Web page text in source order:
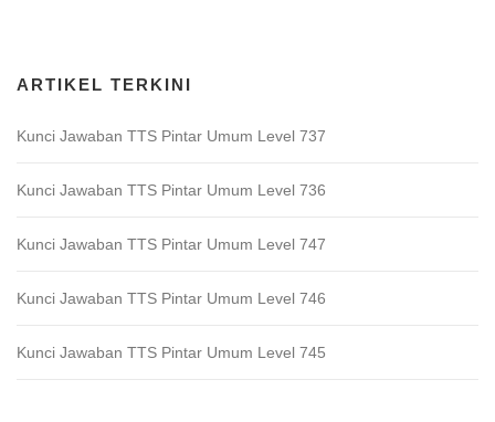
ARTIKEL TERKINI
Kunci Jawaban TTS Pintar Umum Level 737
Kunci Jawaban TTS Pintar Umum Level 736
Kunci Jawaban TTS Pintar Umum Level 747
Kunci Jawaban TTS Pintar Umum Level 746
Kunci Jawaban TTS Pintar Umum Level 745